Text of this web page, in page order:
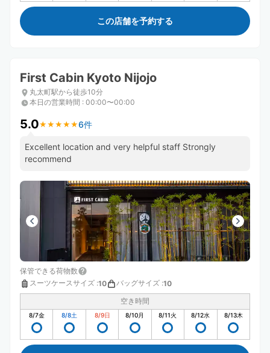
この店舗を予約する
First Cabin Kyoto Nijojo
丸太町駅から徒歩10分
本日の営業時間 : 00:00〜00:00
5.0★ ★ ★ ★ ★
★ ★ ★ ★ ★6件
Excellent location and very helpful staff Strongly
recommend
保管できる荷物数
スーツケースサイズ :10 バッグサイズ :10
空き時間
8/7金 8/8土 8/9日 8/10月 8/11火 8/12水 8/13木